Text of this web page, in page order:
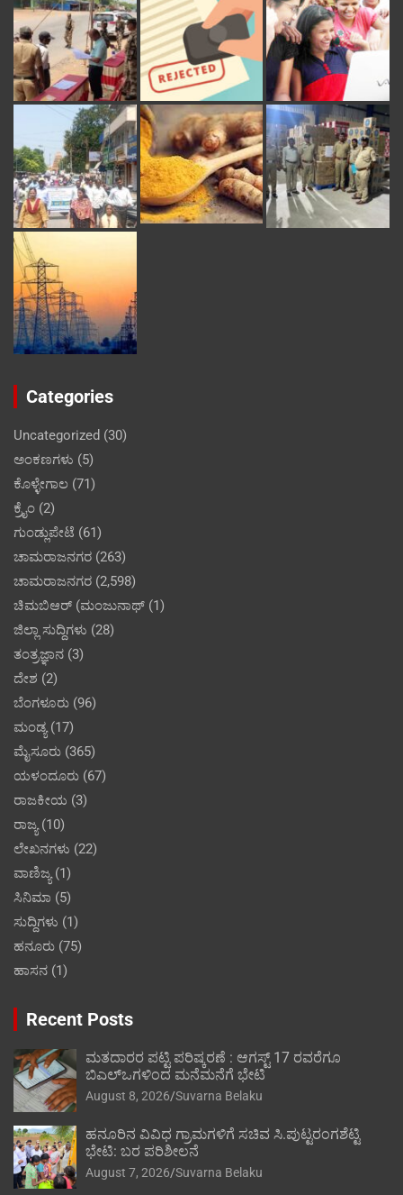
Categories
Uncategorized (30)
ಅಂಕಣಗಳು (5)
ಕೊಳ್ಳೇಗಾಲ (71)
ಕ್ರೈಂ (2)
ಗುಂಡ್ಲುಪೇಟೆ (61)
ಚಾಮರಾಜನಗರ (263)
ಚಾಮರಾಜನಗರ (2,598)
ಚಿಮಬಿಆರ್ (ಮಂಜುನಾಥ್ (1)
ಜಿಲ್ಲಾ ಸುದ್ದಿಗಳು (28)
ತಂತ್ರಜ್ಞಾನ (3)
ದೇಶ (2)
ಬೆಂಗಳೂರು (96)
ಮಂಡ್ಯ(17)
ಮೈಸೂರು (365)
ಯಳಂದೂರು (67)
ರಾಜಕೀಯ (3)
ರಾಜ್ಯ(10)
ಲೇಖನಗಳು (22)
ವಾಣಿಜ್ಯ(1)
ಸಿನಿಮಾ (5)
ಸುದ್ದಿಗಳು (1)
ಹನೂರು (75)
ಹಾಸನ (1)
Recent Posts
ಮತದಾರರ ಪಟ್ಟಿ ಪರಿಷ್ಕರಣೆ : ಆಗಸ್ಟ್ 17 ರವರೆಗೂ
ಬಿಎಲ್‍ಒಗಳಿಂದ ಮನೆಮನೆಗೆ ಭೇಟಿ
August 8, 2026 Suvarna Belaku
ಹನೂರಿನ ವಿವಿಧ ಗ್ರಾಮಗಳಿಗೆ ಸಚಿವ ಸಿ.ಪುಟ್ಟರಂಗಶೆಟ್ಟಿ
ಭೇಟಿ: ಬರ ಪರಿಶೀಲನೆ
August 7, 2026 Suvarna Belaku